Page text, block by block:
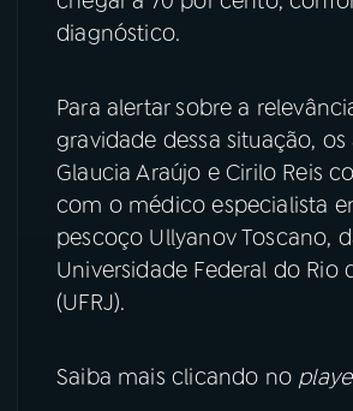
TikTok
diagnóstico.
Para alertar sobre a
gravidade dessa situação, os
Glaucia Araújo e Cirilo Reis
com o médico especialista
pescoço Ullyanov Toscano,
Universidade Federal do Rio
(UFRJ).
Saiba mais clicando no